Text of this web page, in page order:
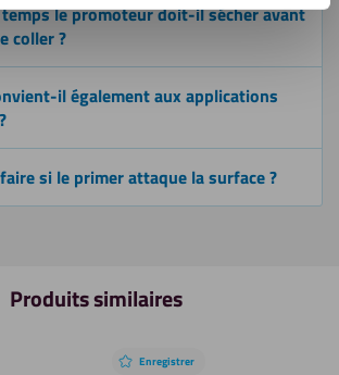
temps le promoteur doit-il sécher avant
coller ?
il également aux applications
si le primer attaque la surface ?
Produits similaires
Enregistrer